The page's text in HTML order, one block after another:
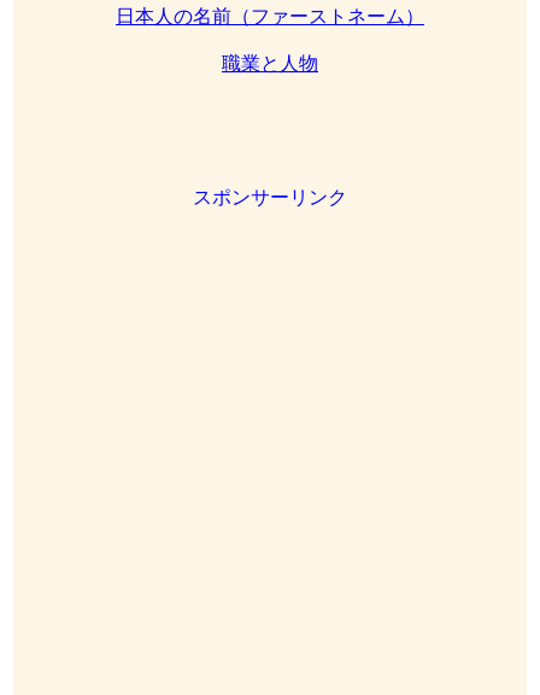
日本人の名前（ファーストネーム）
職業と人物
スポンサーリンク